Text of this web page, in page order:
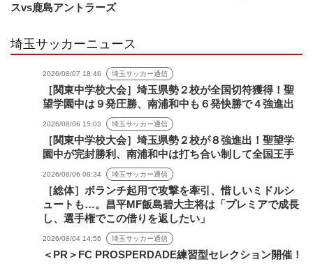
スvs鹿島アントラーズ
埼玉サッカーニュース
2026/08/07 18:46 埼玉サッカー通信
［関東中学校大会］埼玉県勢２校が全国切符獲得！聖
望学園中は９発圧勝、南浦和中も６発快勝で４強進出
2026/08/06 15:03 埼玉サッカー通信
［関東中学校大会］埼玉県勢２校が８強進出！聖望学
園中が完封勝利、南浦和中は打ち合い制して全国王手
2026/08/06 08:34 埼玉サッカー通信
［総体］ボランチ起用で攻撃を牽引、惜しいミドルシ
ュートも…。昌平MF飯島碧大主将は「プレミアで成長
し、選手権でこの借りを返したい」
2026/08/04 14:56 埼玉サッカー通信
＜PR＞FC PROSPERDADE練習型セレクション開催！